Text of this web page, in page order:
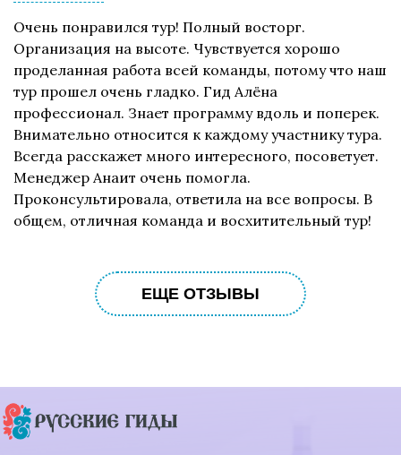
Очень понравился тур! Полный восторг.
Организация на высоте. Чувствуется хорошо
проделанная работа всей команды, потому что наш
тур прошел очень гладко. Гид Алёна
профессионал. Знает программу вдоль и поперек.
Внимательно относится к каждому участнику тура.
Всегда расскажет много интересного, посоветует.
Менеджер Анаит очень помогла.
Проконсультировала, ответила на все вопросы. В
общем, отличная команда и восхитительный тур!
ЕЩЕ ОТЗЫВЫ